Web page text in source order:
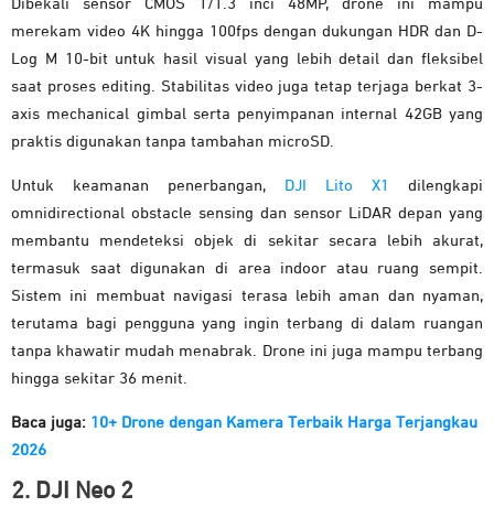
Dibekali sensor CMOS 1/1.3 inci 48MP, drone ini mampu
merekam video 4K hingga 100fps dengan dukungan HDR dan D-
Log M 10-bit untuk hasil visual yang lebih detail dan fleksibel
saat proses editing. Stabilitas video juga tetap terjaga berkat 3-
axis mechanical gimbal serta penyimpanan internal 42GB yang
praktis digunakan tanpa tambahan microSD.
Untuk keamanan penerbangan, DJI Lito X1
dilengkapi
omnidirectional obstacle sensing dan sensor LiDAR depan yang
membantu mendeteksi objek di sekitar secara lebih akurat,
termasuk saat digunakan di area indoor atau ruang sempit.
Sistem ini membuat navigasi terasa lebih aman dan nyaman,
terutama bagi pengguna yang ingin terbang di dalam ruangan
tanpa khawatir mudah menabrak. Drone ini juga mampu terbang
hingga sekitar 36 menit.
Baca juga: 10+ Drone dengan Kamera Terbaik Harga Terjangkau
2026
2. DJI Neo 2